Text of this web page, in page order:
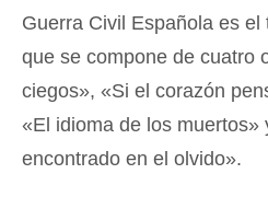
Guerra Civil Española es
que se compone de cuatro
ciegos», «Si el corazón
«El idioma de los muertos»
encontrado en el olvido».